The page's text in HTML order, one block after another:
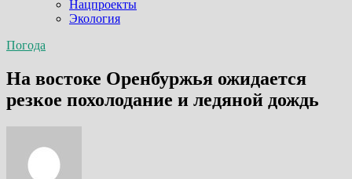
Нацпроекты
Экология
Погода
На востоке Оренбуржья ожидается
резкое похолодание и ледяной дождь